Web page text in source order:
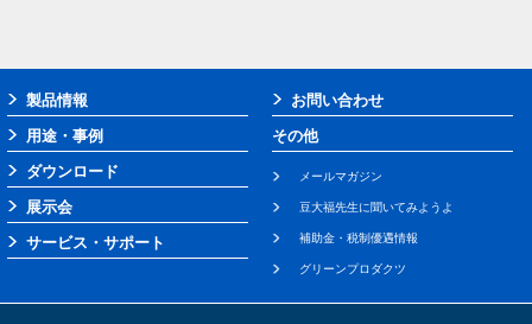
製品情報
用途・事例
ダウンロード
展示会
サービス・サポート
お問い合わせ
その他
メールマガジン
豆大福先生に聞いてみようよ
補助金・税制優遇情報
グリーンプロダクツ